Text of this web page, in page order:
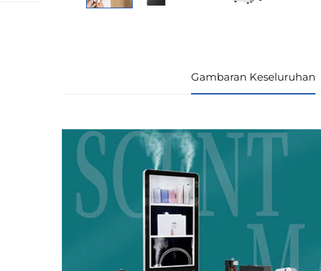
Gambaran Keseluruhan